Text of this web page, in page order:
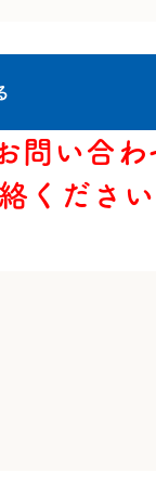
問い合わ
ください